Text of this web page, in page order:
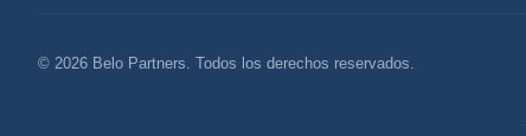
© 2026 Belo Partners. Todos los derechos reservados.